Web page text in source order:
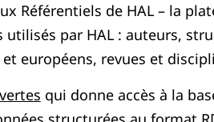
Référentiels de HAL – la
par HAL : auteurs,
européens, revues et
qui donne accès à la